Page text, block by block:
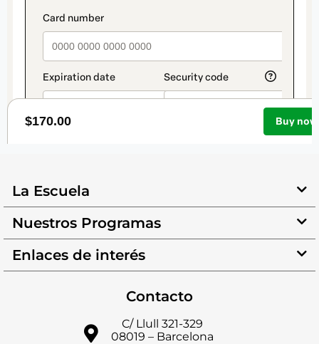
La Escuela
Nuestros Programas
Enlaces de interés
Contacto
C/ Llull 321-329
08019 – Barcelona